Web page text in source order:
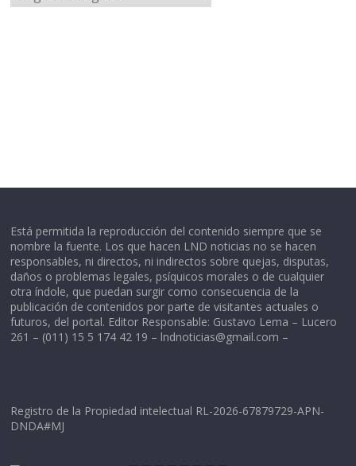
Está permitida la reproducción del contenido siempre que se
nombre la fuente. Los que hacen LND noticias no se hacen
responsables, ni directos, ni indirectos sobre quejas, disputas,
daños o problemas legales, psíquicos morales o de cualquier
otra índole, que puedan surgir como consecuencia de la
publicación de contenidos por parte de visitantes actuales o
futuros, del portal. Editor Responsable: Gustavo Lema – Lucero
261 – (011) 15 5 174 42 19 – lndnoticias@gmail.com –
Registro de la Propiedad intelectual RL-2026-67879729-APN-
DNDA#MJ